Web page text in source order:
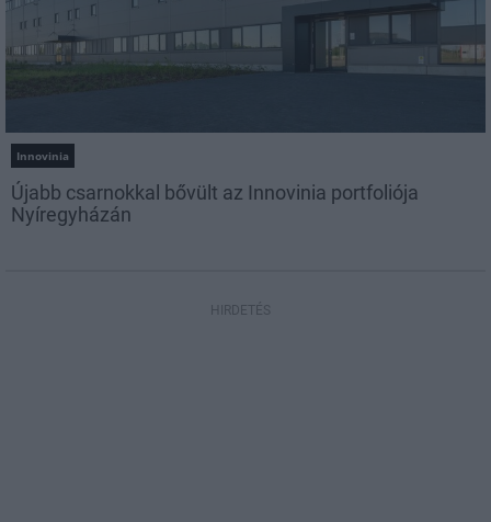
Innovinia
Újabb csarnokkal bővült az Innovinia portfoliója
Nyíregyházán
HIRDETÉS